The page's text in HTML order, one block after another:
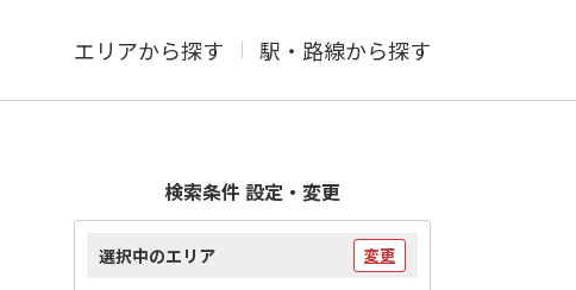
エリアから探す 駅・路線から探す
検索条件 設定・変更
選択中のエリア 変更